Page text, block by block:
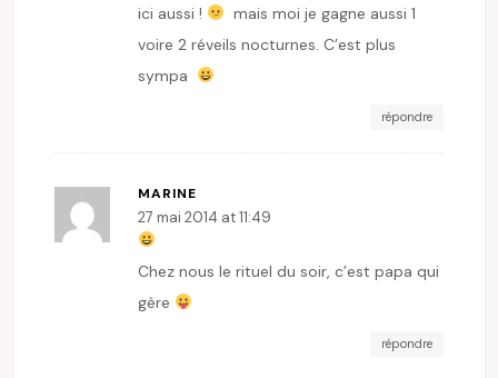
ici aussi !
mais moi je gagne aussi 1
voire 2 réveils nocturnes. C’est plus
sympa
répondre
MARINE
27 mai 2014 at 11:49
Chez nous le rituel du soir, c’est papa qui
gère
répondre